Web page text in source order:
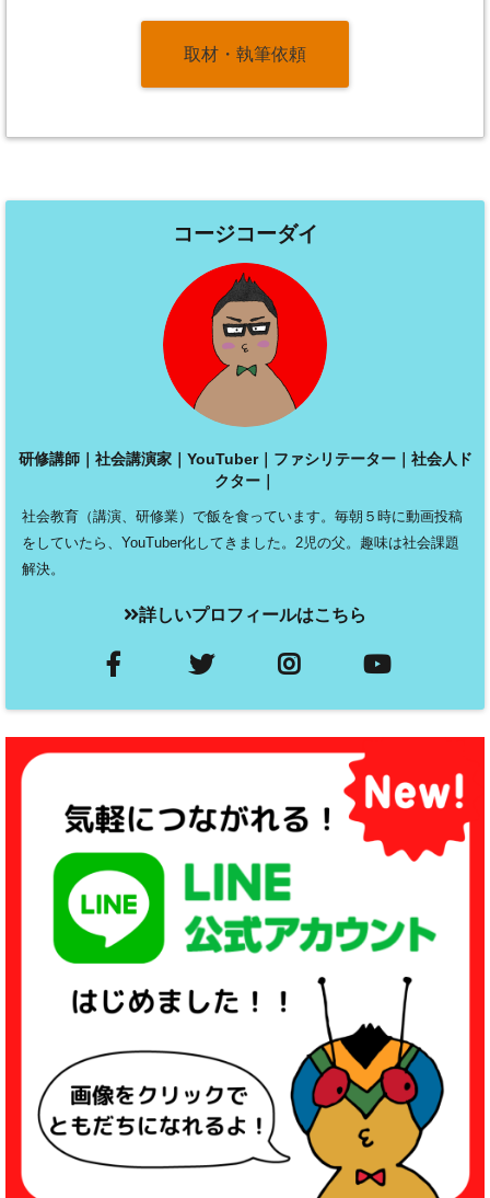
取材・執筆依頼
コージコーダイ
研修講師｜社会講演家｜YouTuber｜ファシリテーター｜社会人ド
クター｜
社会教育（講演、研修業）で飯を食っています。毎朝５時に動画投稿
をしていたら、YouTuber化してきました。2児の父。趣味は社会課題
解決。
詳しいプロフィールはこちら